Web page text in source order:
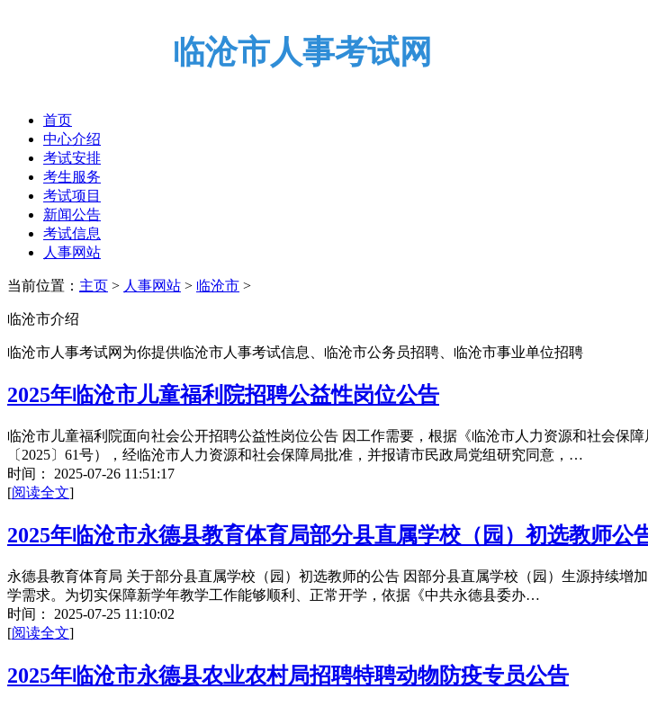
临沧市人事考试网
首页
中心介绍
考试安排
考生服务
考试项目
新闻公告
考试信息
人事网站
当前位置： 主页 > 人事网站 > 临沧市 >
临沧市介绍
临沧市人事考试网为你提供临沧市人事考试信息、临沧市公务员招聘、临沧市事业单位招聘
2025年临沧市儿童福利院招聘公益性岗位公告
临沧市儿童福利院面向社会公开招聘公益性岗位公告 因工作需要，根据《临沧市人力资源和社会保
〔2025〕61号），经临沧市人力资源和社会保障局批准，并报请市民政局党组研究同意，…
时间：
2025-07-26 11:51:17
[阅读全文]
2025年临沧市永德县教育体育局部分县直属学校（园）初选教师公
永德县教育体育局 关于部分县直属学校（园）初选教师的公告 因部分县直属学校（园）生源持续
学需求。为切实保障新学年教学工作能够顺利、正常开学，依据《中共永德县委办…
时间：
2025-07-25 11:10:02
[阅读全文]
2025年临沧市永德县农业农村局招聘特聘动物防疫专员公告